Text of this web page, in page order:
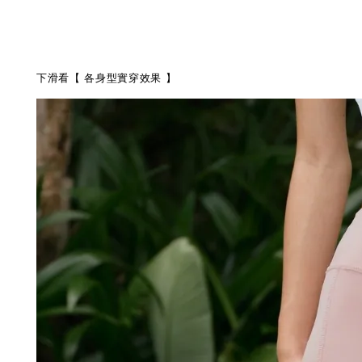
下滑看【 各身型實穿效果 】